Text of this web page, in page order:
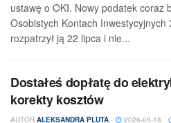
ustawę o OKI. Nowy podatek coraz
Osobistych Kontach
rozpatrzył ją 22 lipca i nie...
Dostałeś dopłatę do
korekty kosztów
AUTOR ALEKSANDRA PLUTA 2026-05-18